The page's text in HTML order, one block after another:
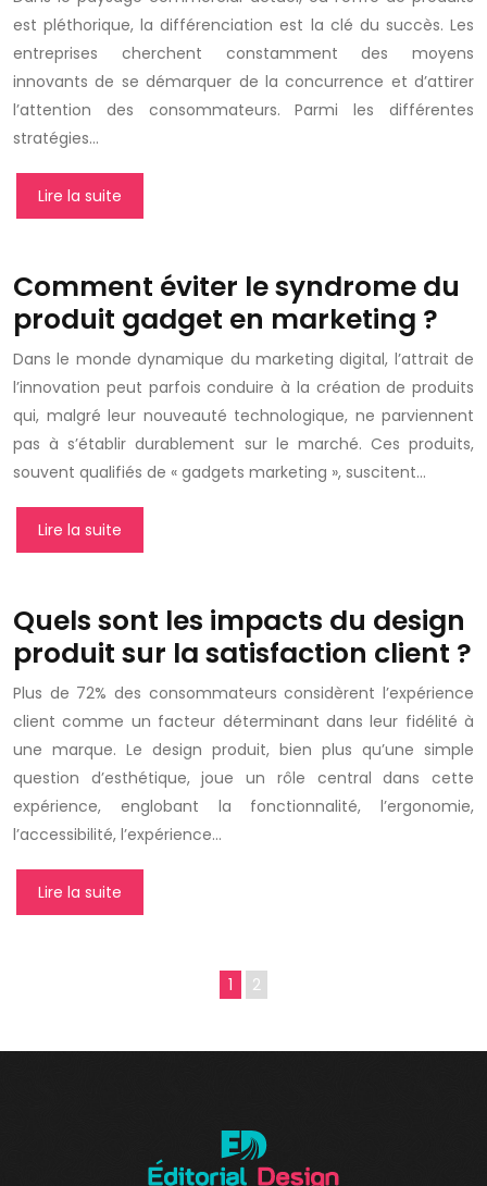
est pléthorique, la différenciation est la clé du succès. Les
entreprises cherchent constamment des moyens
innovants de se démarquer de la concurrence et d’attirer
l’attention des consommateurs. Parmi les différentes
stratégies…
Lire la suite
Comment éviter le syndrome du
produit gadget en marketing ?
Dans le monde dynamique du marketing digital, l’attrait de
l’innovation peut parfois conduire à la création de produits
qui, malgré leur nouveauté technologique, ne parviennent
pas à s’établir durablement sur le marché. Ces produits,
souvent qualifiés de « gadgets marketing », suscitent…
Lire la suite
Quels sont les impacts du design
produit sur la satisfaction client ?
Plus de 72% des consommateurs considèrent l’expérience
client comme un facteur déterminant dans leur fidélité à
une marque. Le design produit, bien plus qu’une simple
question d’esthétique, joue un rôle central dans cette
expérience, englobant la fonctionnalité, l’ergonomie,
l’accessibilité, l’expérience…
Lire la suite
1 2